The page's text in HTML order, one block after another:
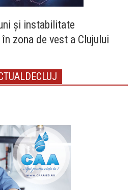
și instabilitate
zona de vest a Clujului